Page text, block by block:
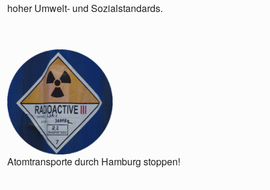
hoher Umwelt- und Sozialstandards.
Atomtransporte durch Hamburg stoppen!